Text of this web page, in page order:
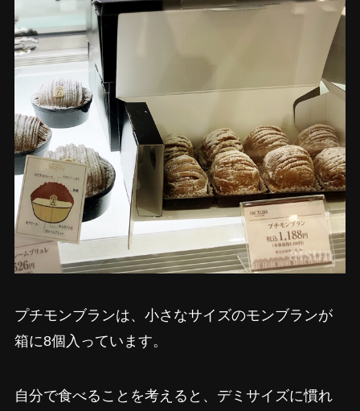
プチモンブランは、小さなサイズのモンブランが
箱に8個入っています。
自分で食べることを考えると、デミサイズに慣れ